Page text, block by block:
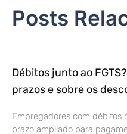
Posts
Débitos junto ao
prazos e sobre os
Empregadores com débitos
prazo ampliado para